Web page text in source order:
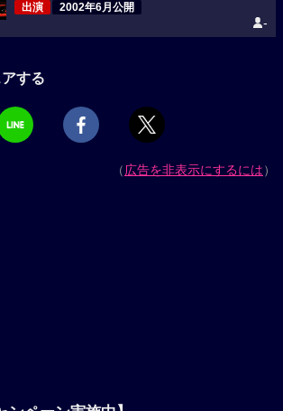
出演 2002年6月公開
-
する
（広告を非表示にするには）